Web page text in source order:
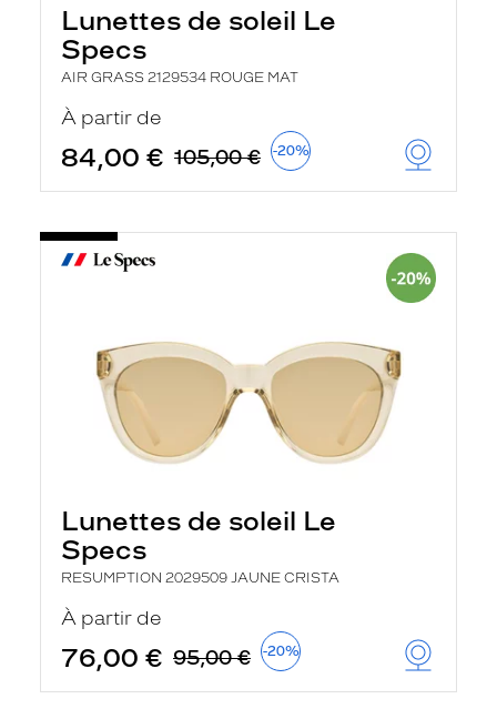
Lunettes de soleil Le
Specs
AIR GRASS 2129534 ROUGE MAT
À partir de
84,00 € 105,00 € -20%
Lunettes de soleil Le
Specs
RESUMPTION 2029509 JAUNE CRISTA
À partir de
76,00 € 95,00 € -20%